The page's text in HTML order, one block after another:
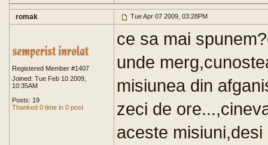
romak Tue Apr 07 2009, 03:28PM
Registered Member #1407
Joined: Tue Feb 10 2009,
10:35AM
Posts: 19
Thanked 0 time in 0 post
ce sa mai
unde
misiunea din
zeci de
aceste